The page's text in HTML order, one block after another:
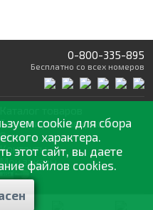
в пищу корнеплода. Она
маслами, антоцианами,
весенне-летних
зимние заготовки в
и даже сушат.
0-800-335-895
Бесплатно со всех номеров
и рекомендации
заказы
cookie для сбора
характера.
этот сайт, вы даете
файлов cookies.